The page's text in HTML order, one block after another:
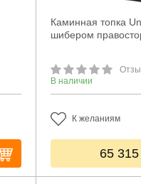
Каминная топка
шибером
В наличии
К желаниям
65 315